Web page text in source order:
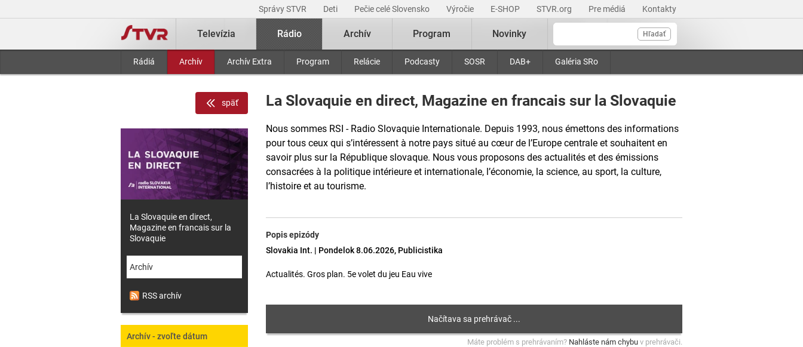
Správy STVR Deti Pečie celé Slovensko Výročie E-SHOP STVR.org Pre médiá Kontakty
Hľadať
Televízia Rádio
Rádiá Archív Archív Extra Program Relácie Podcasty SOSR DAB+ Galéria SRo
Archív Program Novinky
La Slovaquie en direct, Magazine en francais sur la Slovaquie
Nous sommes RSI - Radio Slovaquie Internationale. Depuis 1993, nous émettons des informations
pour tous ceux qui s’intéressent à notre pays situé au cœur de l’Europe centrale et souhaitent en
savoir plus sur la République slovaque. Nous vous proposons des actualités et des émissions
consacrées à la politique intérieure et internationale, l’économie, la science, au sport, la culture,
l’histoire et au tourisme.
Popis epizódy
Slovakia Int. | Pondelok 8.06.2026, Publicistika
Actualités. Gros plan. 5e volet du jeu Eau vive
Máte problém s prehrávaním? Nahláste nám chybu v prehrávači.
späť
La Slovaquie en direct,
Magazine en francais sur la
Slovaquie
Archív
RSS archív
Archív - zvoľte dátum